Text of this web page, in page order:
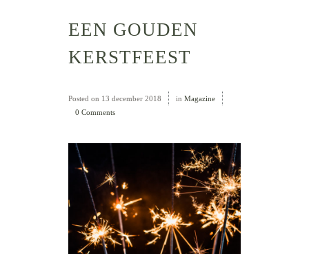
EEN GOUDEN
KERSTFEEST
Posted on 13 december 2018 in Magazine
0 Comments